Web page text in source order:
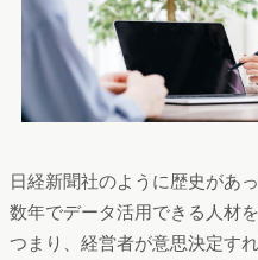
日経新聞社のように歴史があ
数年でデータ活用できる人材
つまり、経営者が意思決定す